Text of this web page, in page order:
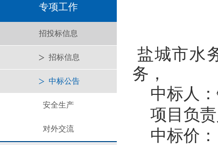
专项工作
招投标信息
招标信息
中标公告
安全生产
对外交流
盐城市水
务，
中标人
项目负
中标价：